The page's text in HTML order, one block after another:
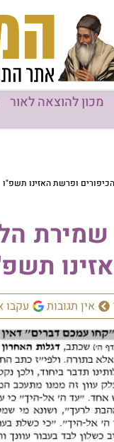
לאור חנות
האזינו תשפ"ו
תשפ"ו
עקבו אחרינו בגוגל